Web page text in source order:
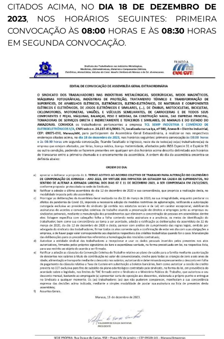
CITADOS ACIMA, NO DIA 18 DE DEZEMBRO DE
2023, NOS HORÁRIOS SEGUINTES: PRIMEIRA
CONVOCAÇÃO ÀS08:00 HORAS E ÀS 08:30HORAS
EM SEGUNDA CONVOCAÇÃO.